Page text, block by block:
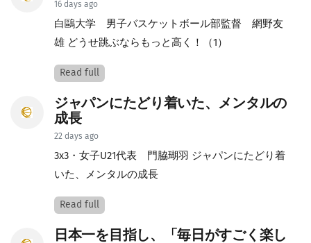
16 days ago
白鷗大学 男子バスケットボール部監督 網野友
雄 どうせ跳ぶならもっと高く！（1）
Read full
ジャパンにたどり着いた、メンタルの
成長
22 days ago
3x3・女子U21代表 門脇瑚羽 ジャパンにたどり着
いた、メンタルの成長
Read full
日本一を目指し、「毎日がすごく楽し